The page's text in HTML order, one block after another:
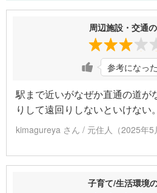
周辺施設・交通
参考になった
駅まで近いがなぜか直通の道が
りして遠回りしないといけない。
kimagureya さん / 元住人（2025年5
子育て/生活環境